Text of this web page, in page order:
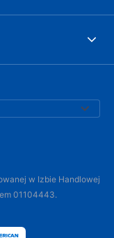
w Izbie Handlowej
01104443.